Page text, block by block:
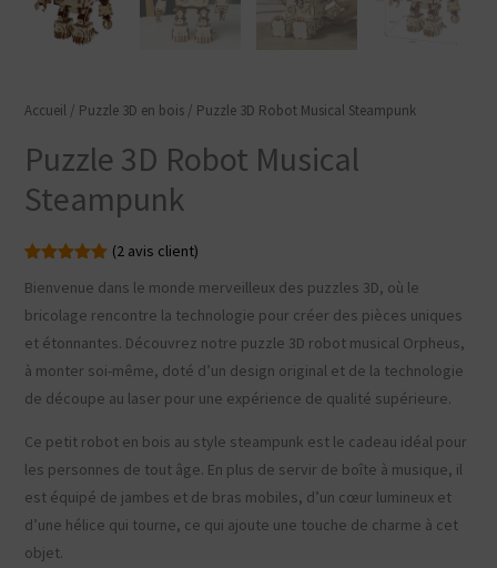
Accueil / Puzzle 3D en bois/ Puzzle 3D Robot Musical Steampunk
Puzzle 3D Robot Musical
Steampunk
sur 5
notations
client
(2 avis client)
Bienvenue dans le monde merveilleux des puzzles 3D, où le
bricolage rencontre la technologie pour créer des pièces uniques
et étonnantes. Découvrez notre puzzle 3D robot musical Orpheus,
à monter soi-même, doté d’un design original et de la technologie
de découpe au laser pour une expérience de qualité supérieure.
Ce petit robot en bois au style steampunk est le cadeau idéal pour
les personnes de tout âge. En plus de servir de boîte à musique, il
est équipé de jambes et de bras mobiles, d’un cœur lumineux et
d’une hélice qui tourne, ce qui ajoute une touche de charme à cet
objet.